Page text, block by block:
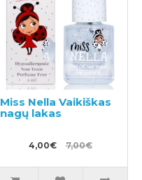
Miss Nella Vaikiškas
nagų lakas
4,00€ 7,00€